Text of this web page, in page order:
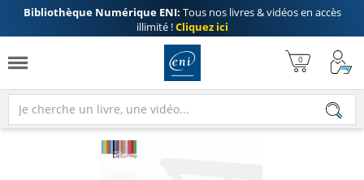
Bibliothèque Numérique ENI: Tous nos livres & vidéos en accès
illimité !Cliquez ici